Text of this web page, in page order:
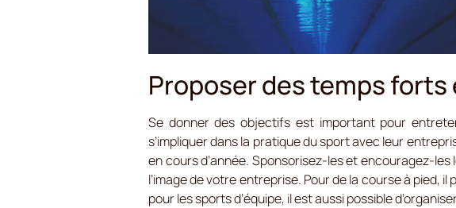
Proposer des temps forts
Se donner des objectifs est important pour
s’impliquer dans la pratique du sport avec leur
en cours d’année. Sponsorisez-les et encouragez-
l’image de votre entreprise. Pour de la course à pied,
pour les sports d’équipe, il est aussi possible